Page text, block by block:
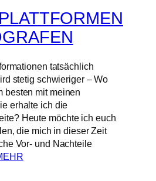
tatsächlich
stetig schwieriger – Wo
besten mit meinen
erhalte ich die
Heute möchte ich euch
die mich in dieser Zeit
Vor- und Nachteile